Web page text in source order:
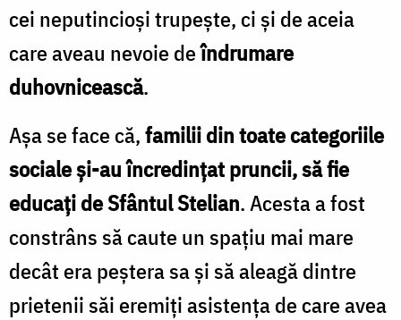
cei neputincioși trupește, ci și de aceia
care aveau nevoie deîndrumare
duhovnicească.
Așa se face că,familii din toate categoriile
sociale și-au încredințat pruncii, să fie
educați de Sfântul Stelian. Acesta a fost
constrâns să caute un spațiu mai mare
decât era peștera sa și să aleagă dintre
prietenii săi eremiți asistența de care avea